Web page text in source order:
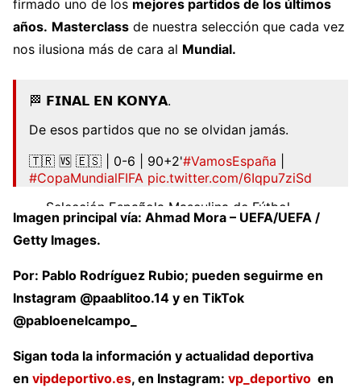
firmado uno de los mejores partidos de los últimos
años. Masterclass de nuestra selección que cada vez
nos ilusiona más de cara al Mundial.
🏁 𝗙𝗜𝗡𝗔𝗟 𝗘𝗡 𝗞𝗢𝗡𝗬𝗔.
De esos partidos que no se olvidan jamás.
🇹🇷 🆚 🇪🇸 | 0-6 | 90+2'#VamosEspaña
#CopaMundialFIFA pic.twitter.com/6Iqpu7ziSd
— Selección Española Masculina de Fútbol
(@SEFutbol)September 7, 2025
Imagen principal vía: Ahmad Mora – UEFA/UEFA /
Getty Images.
Por: Pablo Rodríguez Rubio; pueden seguirme en
Instagram @paablitoo.14 y en TikTok
@pabloenelcampo_
Sigan toda la información y actualidad deportiva
en vipdeportivo.es, en Instagram: vp_deportivo en